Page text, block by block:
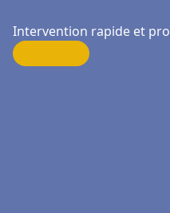
Intervention rapide et